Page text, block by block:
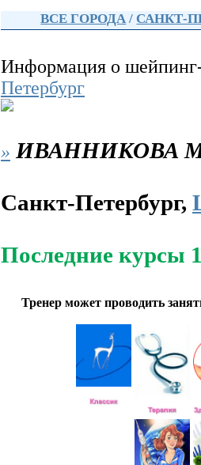
ВСЕ ГОРОДА /САНКТ-
Информация о
Петербург
» ИВАННИКОВА
Санкт-Петербург,
Последние курсы
Тренер может проводить